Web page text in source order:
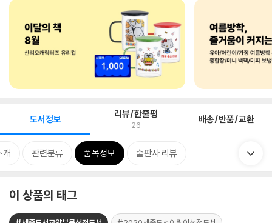
도서정보 리뷰/한줄평
26 배송/반품/교환
개 관련분류 품목정보 출판사 리뷰
이 상품의 태그